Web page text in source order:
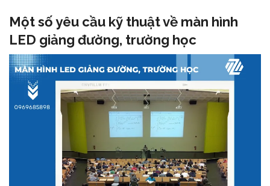
Một số yêu cầu kỹ thuật về màn hình
LED giảng đường, trường học